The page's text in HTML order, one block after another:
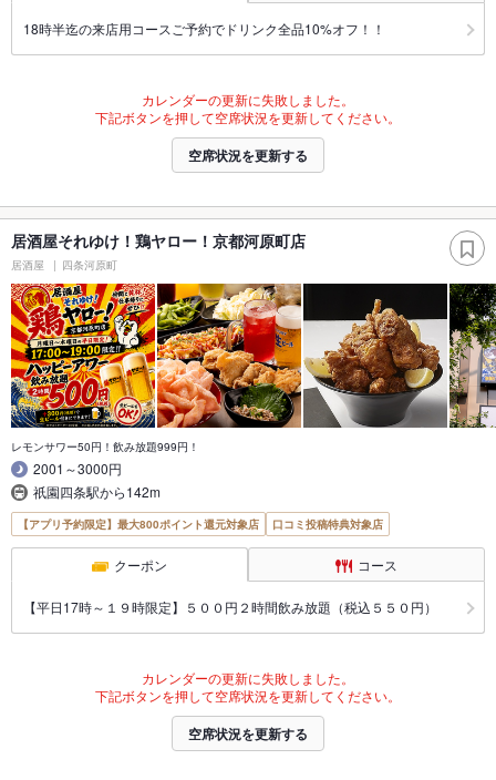
18時半迄の来店用コースご予約でドリンク全品10%オフ！！
カレンダーの更新に失敗しました。
下記ボタンを押して空席状況を更新してください。
空席状況を更新する
居酒屋それゆけ！鶏ヤロー！京都河原町店
居酒屋 四条河原町
レモンサワー50円！飲み放題999円！
2001～3000円
祇園四条駅から142m
【アプリ予約限定】最大800ポイント還元対象店 口コミ投稿特典対象店
クーポン コース
【平日17時～１９時限定】５００円２時間飲み放題（税込５５０円）
カレンダーの更新に失敗しました。
下記ボタンを押して空席状況を更新してください。
空席状況を更新する